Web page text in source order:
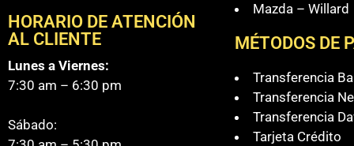
HORARIO DE ATENCIÓN
AL CLIENTE
Lunes a Viernes:
7:30 am – 6:30 pm
Sábado:
Mazda – Willard
MÉTODOS DE
Transferencia
Transferencia
Transferencia
Tarjeta Crédito